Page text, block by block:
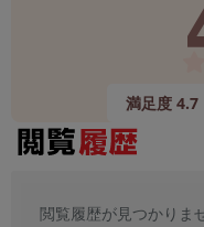
満足度 4.7
閲覧履歴が見つかりま